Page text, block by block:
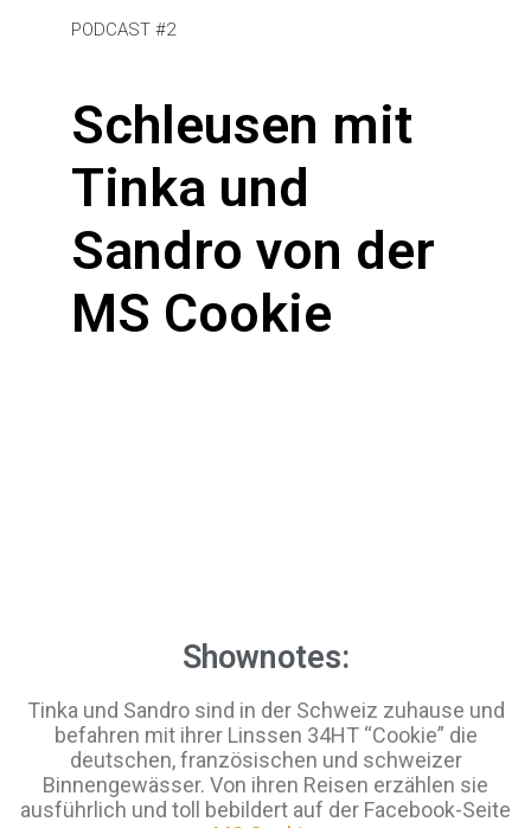
PODCAST #2
Schleusen mit
Tinka und
Sandro von der
MS Cookie
Shownotes:
Tinka und Sandro sind in der Schweiz zuhause und
befahren mit ihrer Linssen 34HT “Cookie” die
deutschen, französischen und schweizer
Binnengewässer. Von ihren Reisen erzählen sie
ausführlich und toll bebildert auf der Facebook-Seite